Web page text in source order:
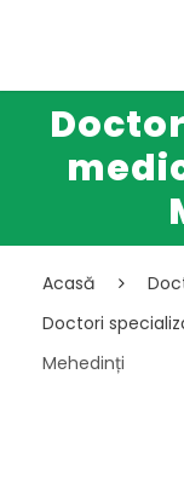
Acasă
Doctori
Mehedinți